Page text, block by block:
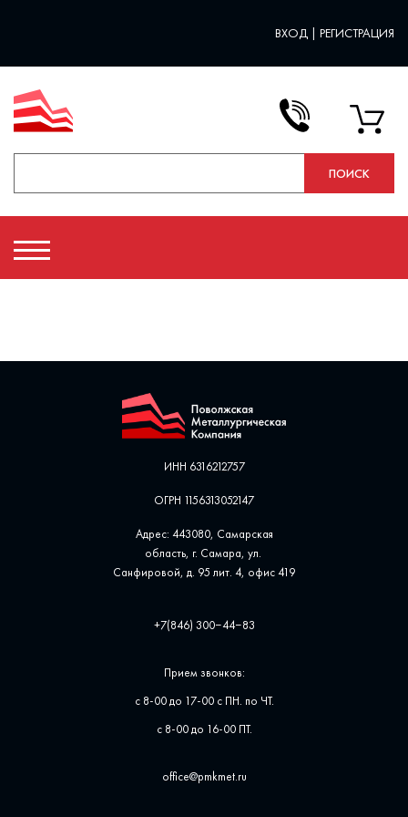
ВХОД | РЕГИСТРАЦИЯ
ИНН 6316212757
ОГРН 1156313052147
Адрес: 443080, Самарская
область, г. Самара, ул. ​
Санфировой, д. 95 лит. 4, офис ​419
+7(846) 300‒44‒83
Прием звонков:
с 8-00 до 17-00 с ПН. по ЧТ.
с 8-00 до 16-00 ПТ.
office@pmkmet.ru